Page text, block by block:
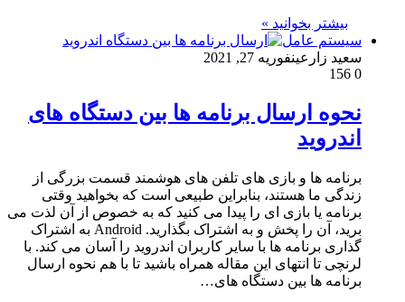
بیشتر بخوانید »
سیستم عامل
سعید زارعینفوریه 27, 2021
0
نحوه ارسال برنامه ها بین دستگاه های
اندروید
برنامه ها و بازی های تلفن های هوشمند قسمت بزرگی از
زندگی ما هستند، بنابراین طبیعی است که بخواهید وقتی
برنامه یا بازی ای را پیدا می کنید که به خصوص از آن لذت می
برید، آن را پخش و به اشتراک بگذارید. Android به اشتراک
گذاری برنامه ها با سایر کاربران اندروید را آسان می کند. با
لرنچی تا انتهای این مقاله همراه باشید تا با هم نحوه ارسال
برنامه ها بین دستگاه های…